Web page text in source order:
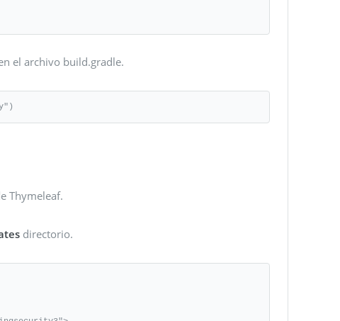
el archivo build.gradle.
Thymeleaf.
directorio.